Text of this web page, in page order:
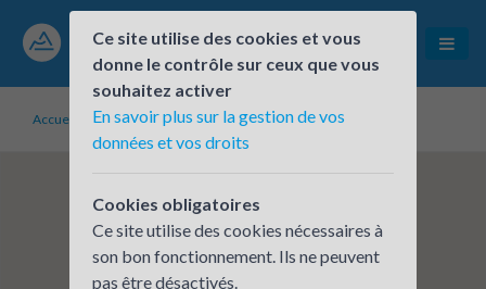
Accueil Établissements inscrits Produr
Ce site utilise des cookies et vous
donne le contrôle sur ceux que vous
souhaitez activer
En savoir plus sur la gestion de vos
données et vos droits
Cookies obligatoires
Ce site utilise des cookies nécessaires à
son bon fonctionnement. Ils ne peuvent
pas être désactivés.